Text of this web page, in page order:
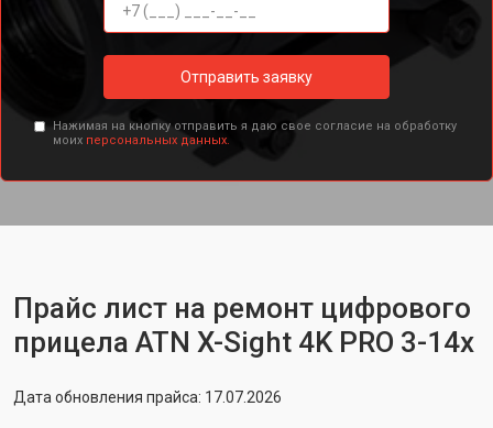
Отправить заявку
Нажимая на кнопку отправить я даю свое согласие на обработку
моих персональных данных.
Прайс лист на ремонт цифрового
прицела ATN X-Sight 4K PRO 3-14x
Дата обновления прайса: 17.07.2026